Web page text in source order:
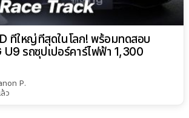
ที่ใหญ่ที่สุดในโลก! พร้อมทดสอบ
รถซุปเปอร์คาร์ไฟฟ้า 1,300
P.
ว